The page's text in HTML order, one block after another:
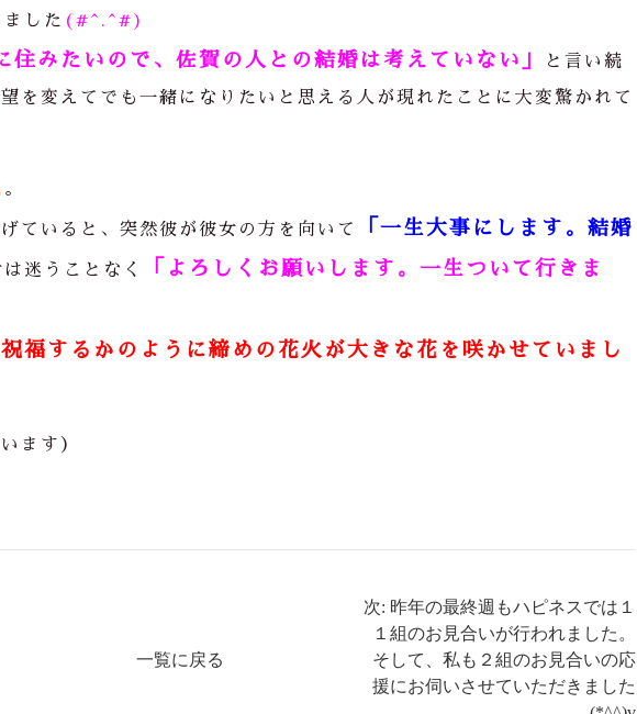
した (#^.^#)
住みたいので、佐賀の人との結婚は考えていない」 と言い続
を変えてでも一緒になりたいと思える人が現れたことに大変驚かれて
。
ていると、突然彼が彼女の方を向いて
「一生大事にします。結婚
迷うことなく
「よろしくお願いします。一生ついて行きま
福するかのように締めの花火が大きな花を咲かせていまし
ます）
一覧に戻る
次: 昨年の最終週もハピネスでは１
１組のお見合いが行われました。
そして、私も２組のお見合いの応
援にお伺いさせていただきました